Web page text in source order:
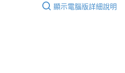
顯示電腦版詳細說明